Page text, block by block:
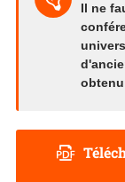
Il ne